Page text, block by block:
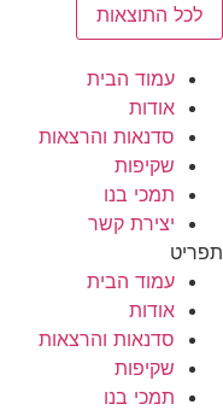
לכל התוצאות
עמוד הבית
אודות
סדנאות והרצאות
שקיפות
תמכי בנו
יצירת קשר
תפריט
עמוד הבית
אודות
סדנאות והרצאות
שקיפות
תמכי בנו